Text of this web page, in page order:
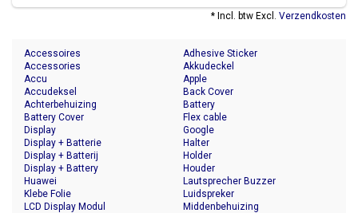
* Incl. btw Excl. Verzendkosten
Accessoires
Accessories
Accu
Accudeksel
Achterbehuizing
Adhesive Sticker
Akkudeckel
Apple
Back Cover
Battery
Battery Cover
Display
Display + Batterie
Display + Batterij
Display + Battery
Flex cable
Google
Halter
Holder
Houder
Huawei
Klebe Folie
LCD Display Modul
Lautsprecher Buzzer
Luidspreker
Middenbehuizing